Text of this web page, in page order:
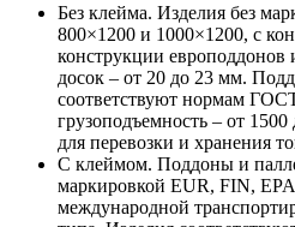
Без клейма. Изделия без
800×1200 и 1000×1200, с
конструкции
досок – от 20 до 23 мм.
соответствуют нормам
грузоподъемность – от
для перевозки и хранения
С клеймом. Поддоны и
маркировкой EUR, FIN,
международной